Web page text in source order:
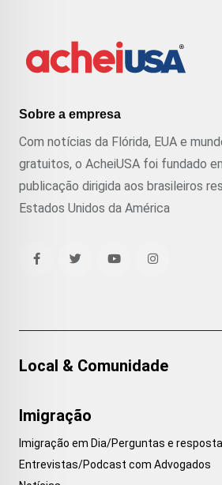
Sobre a empresa
Com notícias da Flórida, EUA e
gratuitos, o AcheiUSA foi fundado
publicação dirigida aos brasileiros
Estados Unidos da América
Local & Comunidade
Imigração
Imigração em Dia/Perguntas e
Entrevistas/Podcast com Advogados